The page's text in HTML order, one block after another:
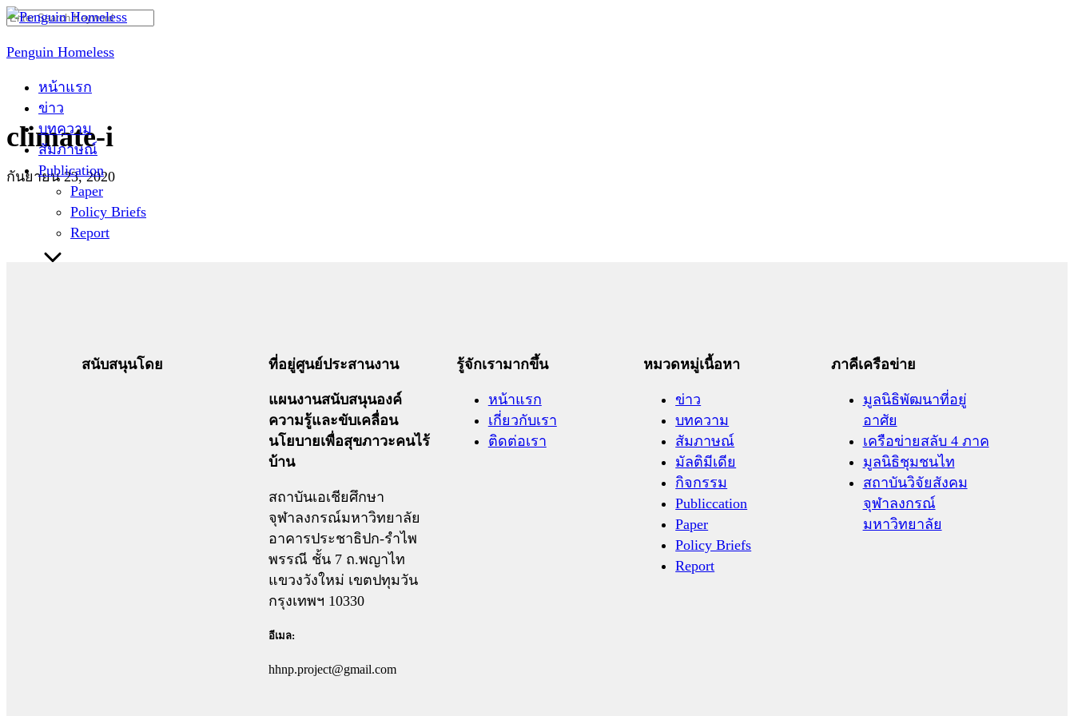
Skip
content
Penguin Homeless
หน้าแรก
ข่าว
บทความ
สัมภาษณ์
Publication
Paper
Policy Briefs
Report
Search
climate-i
กันยายน 23, 2020
สนับสนุนโดย ที่อยู่ศูนย์ประสานงาน
แผนงานสนับสนุนองค์
ความรู้และขับเคลื่อน
นโยบายเพื่อสุขภาวะคนไร้
บ้าน
สถาบันเอเชียศึกษา
จุฬาลงกรณ์มหาวิทยาลัย
อาคารประชาธิปก-รำไพ
พรรณี ชั้น 7 ถ.พญาไท
แขวงวังใหม่ เขตปทุมวัน
กรุงเทพฯ 10330
อีเมล:
hhnp.project@gmail.com
รู้จักเรามากขึ้น
หน้าแรก
เกี่ยวกับเรา
ติดต่อเรา
หมวดหมู่เนื้อหา
ข่าว
บทความ
สัมภาษณ์
มัลติมีเดีย
กิจกรรม
Publiccation
Paper
Policy Briefs
Report
ภาคีเครือข่าย
มูลนิธิพัฒนาที่อยู่
อาศัย
เครือข่ายสลับ 4 ภาค
มูลนิธิชุมชนไท
สถาบันวิจัยสังคม
จุฬาลงกรณ์
มหาวิทยาลัย